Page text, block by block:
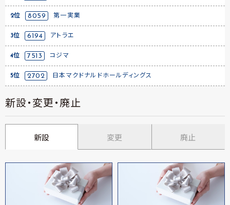
2位 8059 第一実業
3位 6194 アトラエ
4位 7513 コジマ
5位 2702 日本マクドナルドホールディングス
新設・変更・廃止
新設 変更 廃止